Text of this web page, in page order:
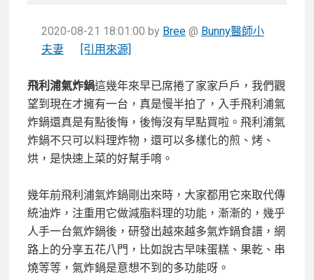
2020-08-21 18:01:00 by Bree @ Bunny醫師小
夫妻
[引用來源]
飛利浦氣炸鍋這幾年來早已席捲了家家戶戶，我們觀
望到現在才擁有一台，真是慢半拍了，入手飛利浦氣
炸鍋還真是有點後悔，後悔沒有早點買啦。飛利浦氣
炸鍋不只可以料理炸物，還可以多樣化的煎、烤、
烘，是快速上菜的好幫手唷。
幾年前飛利浦氣炸鍋剛出來時，大家都用它來取代傳
統油炸，注重用它做減脂料理的功能，漸漸的，幾乎
人手一台氣炸鍋後，研發出越來越多氣炸鍋食譜，網
路上的分享五花八門，比如說古早味蛋糕、果乾、串
燒等等，氣炸鍋是意想不到的多功能呀。